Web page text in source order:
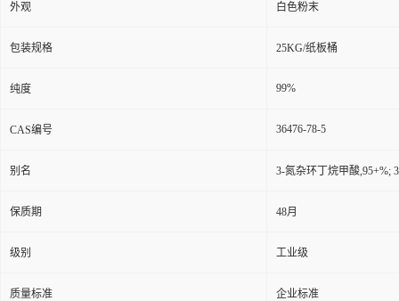
外观 白色粉末
包装规格 25KG/纸板桶
纯度 99%
CAS编号 36476-78-5
别名 3-氮杂环丁烷甲酸,95+%;
保质期 48月
级别 工业级
质量标准 企业标准